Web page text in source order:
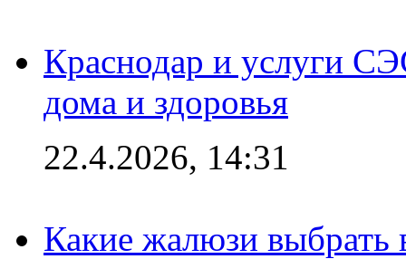
Краснодар и услуги
дома и здоровья
22.4.2026, 14:31
Какие жалюзи выбрать